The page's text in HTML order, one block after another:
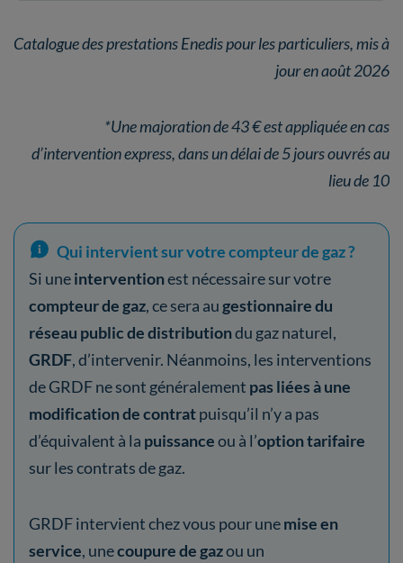
Catalogue des prestations Enedis pour les particuliers, mis à
jour en août 2026
*Une majoration de 43 € est appliquée en cas
d’intervention express, dans un délai de 5 jours ouvrés au
lieu de 10
Qui intervient sur votre compteur de gaz ?
Si uneinterventionest nécessaire sur votre
compteur de gaz, ce sera augestionnaire du
réseau public de distributiondu gaz naturel,
GRDF, d’intervenir. Néanmoins, les interventions
de GRDF ne sont généralement pas liées à une
modification de contratpuisqu’il n’y a pas
d’équivalent à la puissanceou à l’option tarifaire
sur les contrats de gaz.
GRDF intervient chez vous pour unemise en
service, unecoupure de gazou un